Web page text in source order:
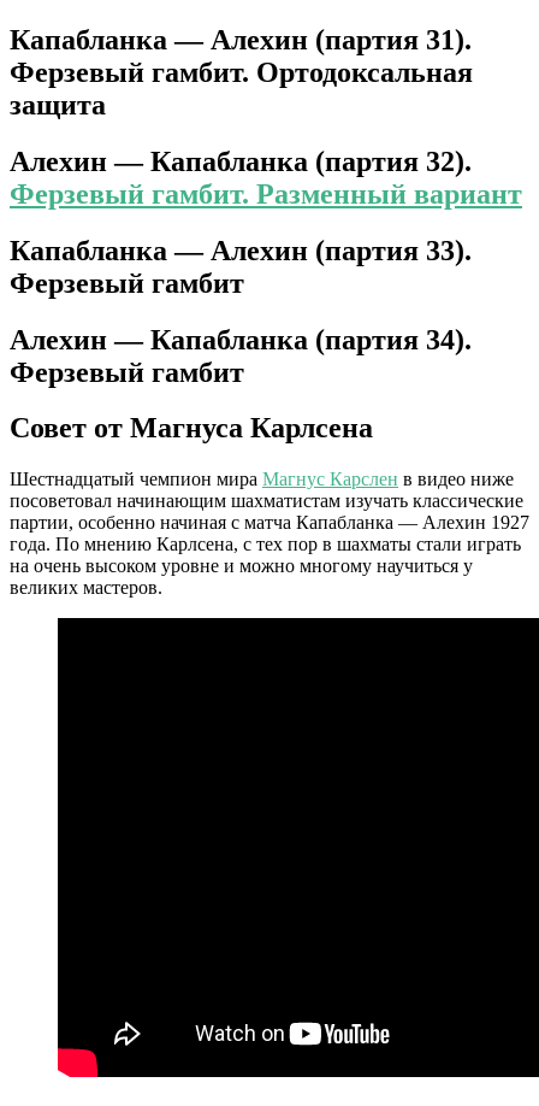
Капабланка — Алехин (партия 31).
Ферзевый гамбит. Ортодоксальная
защита
Алехин — Капабланка (партия 32).
Ферзевый гамбит. Разменный вариант
Капабланка — Алехин (партия 33).
Ферзевый гамбит
Алехин — Капабланка (партия 34).
Ферзевый гамбит
Совет от Магнуса Карлсена
Шестнадцатый чемпион мира Магнус Карслен в видео ниже
посоветовал начинающим шахматистам изучать классические
партии, особенно начиная с матча Капабланка — Алехин 1927
года. По мнению Карлсена, с тех пор в шахматы стали играть
на очень высоком уровне и можно многому научиться у
великих мастеров.